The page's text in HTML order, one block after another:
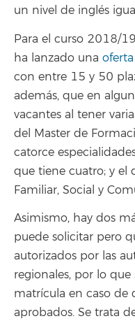
un nivel de inglés
Para el curso 2018/
ha lanzado una
con entre 15 y 50
además, que en
vacantes al tener
del Master de
catorce
que tiene cuatro; y el
Familiar, Social y
Asimismo, hay dos
puede solicitar pero
autorizados por las
regionales, por lo
matrícula en caso de
aprobados. Se trata